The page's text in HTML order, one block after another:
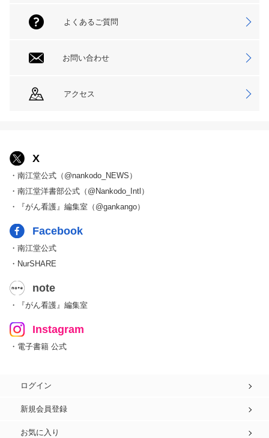
よくあるご質問
お問い合わせ
アクセス
X
・南江堂公式（@nankodo_NEWS）
・南江堂洋書部公式（@Nankodo_Intl）
・『がん看護』編集室（@gankango）
Facebook
・南江堂公式
・NurSHARE
note
・『がん看護』編集室
Instagram
・電子書籍 公式
ログイン
新規会員登録
お気に入り